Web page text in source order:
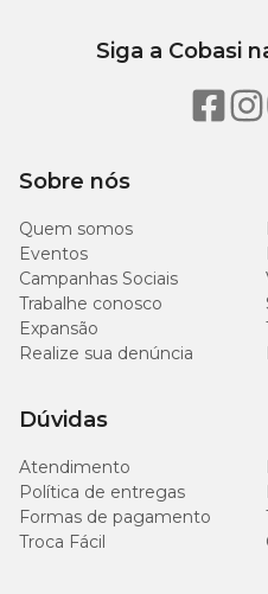
Sobre nós
Quem somos
Eventos
Campanhas Sociais
Trabalhe conosco
Expansão
Realize sua denúncia
Dúvidas
Atendimento
Política de entregas
Formas de pagamento
Troca Fácil
Siga a Cobasi